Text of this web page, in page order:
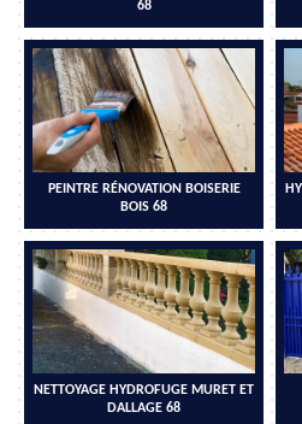
68
PEINTRE RÉNOVATION BOISERIE
BOIS 68
NETTOYAGE HYDROFUGE MURET ET
DALLAGE 68